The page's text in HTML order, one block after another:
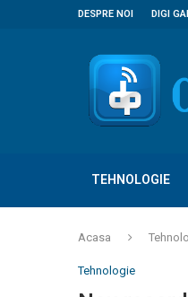
DESPRE NOI DIGI
TEHNOLOGIE
Acasa
Tehnologie